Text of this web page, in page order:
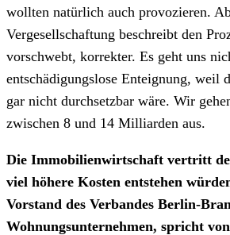
wollten natürlich auch provozieren.
Vergesellschaftung beschreibt den
vorschwebt, korrekter. Es geht uns
entschädigungslose Enteignung, weil
gar nicht durchsetzbar wäre. Wir
zwischen 8 und 14 Milliarden aus.
Die Immobilienwirtschaft vertritt
viel höhere Kosten entstehen
Vorstand des Verbandes Berlin-
Wohnungsunternehmen, spricht